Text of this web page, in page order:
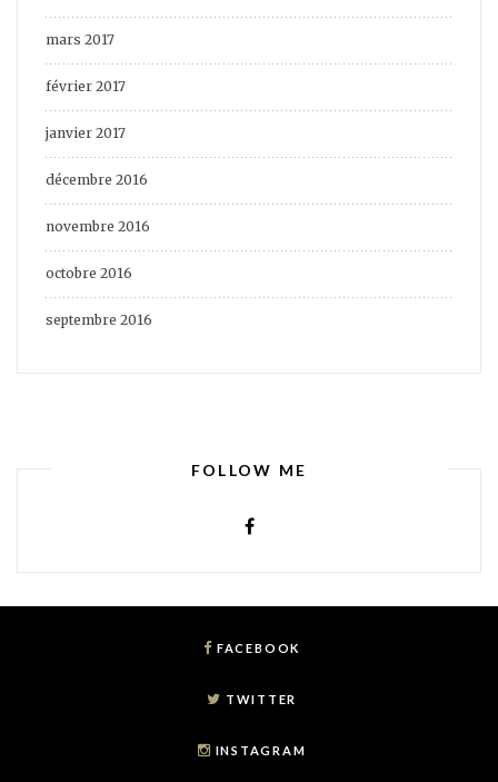
mars 2017
février 2017
janvier 2017
décembre 2016
novembre 2016
octobre 2016
septembre 2016
FOLLOW ME
FACEBOOK
TWITTER
INSTAGRAM